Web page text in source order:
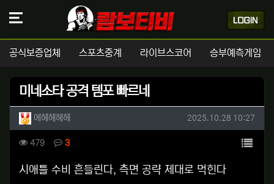
공식보증업체 스포츠중계 라이브스코어 승부예측게임
미네소타 공격 템포 빠르네
작성자 정보
에헤헤헤헤 작성일
2025.10.28 10:27
컨텐츠 정보
479조회 3댓글 목록
본문
시애틀 수비 흔들린다, 측면 공략 제대로 먹힌다